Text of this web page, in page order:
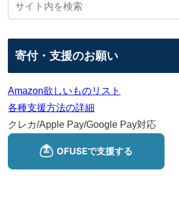
寄付・支援のお願い
Amazon欲しいものリスト
各種支援方法の詳細
クレカ/Apple Pay/Google Pay対応